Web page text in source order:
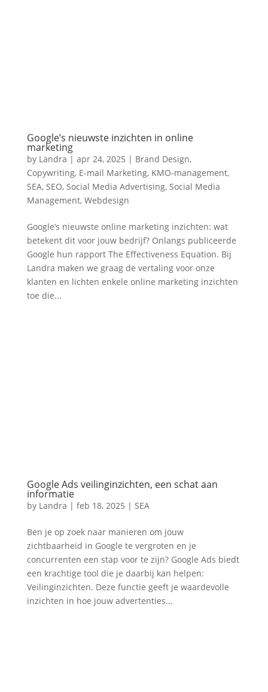
Google’s nieuwste inzichten in online
marketing
by Landra | apr 24, 2025 | Brand Design,
Copywriting, E-mail Marketing, KMO-management,
SEA, SEO, Social Media Advertising, Social Media
Management, Webdesign
Google’s nieuwste online marketing inzichten: wat
betekent dit voor jouw bedrijf? Onlangs publiceerde
Google hun rapport The Effectiveness Equation. Bij
Landra maken we graag de vertaling voor onze
klanten en lichten enkele online marketing inzichten
toe die...
Google Ads veilinginzichten, een schat aan
informatie
by Landra | feb 18, 2025 | SEA
Ben je op zoek naar manieren om jouw
zichtbaarheid in Google te vergroten en je
concurrenten een stap voor te zijn? Google Ads biedt
een krachtige tool die je daarbij kan helpen:
Veilinginzichten. Deze functie geeft je waardevolle
inzichten in hoe jouw advertenties...